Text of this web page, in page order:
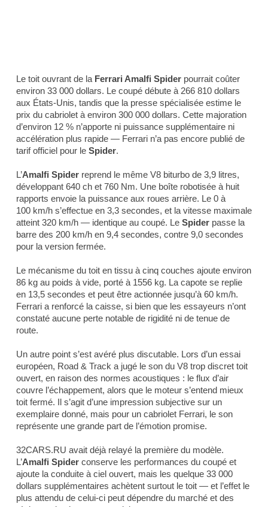
Le toit ouvrant de la Ferrari Amalfi Spider pourrait coûter
environ 33 000 dollars. Le coupé débute à 266 810 dollars
aux États-Unis, tandis que la presse spécialisée estime le
prix du cabriolet à environ 300 000 dollars. Cette majoration
d’environ 12 % n’apporte ni puissance supplémentaire ni
accélération plus rapide — Ferrari n’a pas encore publié de
tarif officiel pour le Spider.
L’Amalfi Spider reprend le même V8 biturbo de 3,9 litres,
développant 640 ch et 760 Nm. Une boîte robotisée à huit
rapports envoie la puissance aux roues arrière. Le 0 à
100 km/h s’effectue en 3,3 secondes, et la vitesse maximale
atteint 320 km/h — identique au coupé. Le Spider passe la
barre des 200 km/h en 9,4 secondes, contre 9,0 secondes
pour la version fermée.
Le mécanisme du toit en tissu à cinq couches ajoute environ
86 kg au poids à vide, porté à 1556 kg. La capote se replie
en 13,5 secondes et peut être actionnée jusqu’à 60 km/h.
Ferrari a renforcé la caisse, si bien que les essayeurs n’ont
constaté aucune perte notable de rigidité ni de tenue de
route.
Un autre point s’est avéré plus discutable. Lors d’un essai
européen, Road & Track a jugé le son du V8 trop discret toit
ouvert, en raison des normes acoustiques : le flux d’air
couvre l’échappement, alors que le moteur s’entend mieux
toit fermé. Il s’agit d’une impression subjective sur un
exemplaire donné, mais pour un cabriolet Ferrari, le son
représente une grande part de l’émotion promise.
32CARS.RU avait déjà relayé la première du modèle.
L’Amalfi Spider conserve les performances du coupé et
ajoute la conduite à ciel ouvert, mais les quelque 33 000
dollars supplémentaires achètent surtout le toit — et l’effet le
plus attendu de celui-ci peut dépendre du marché et des